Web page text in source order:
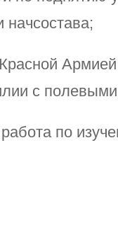
начсостава;
с
по